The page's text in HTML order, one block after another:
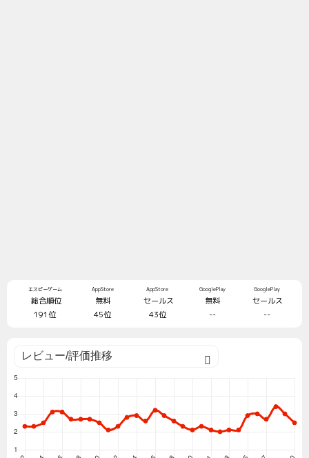
エスピーゲーム
総合順位
191位
AppStore
無料
45位
AppStore
セールス
43位
GooglePlay
無料
--
GooglePlay
セールス
--